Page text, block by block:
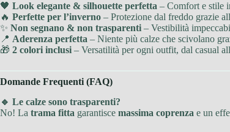
🖤 Look elegante & silhouette perfetta – Comfort e stile
🔥 Perfette per l’inverno – Protezione dal freddo grazie
✨ Non segnano & non trasparenti – Vestibilità
📍 Aderenza perfetta – Niente più calze che scivolano
🎁 2 colori inclusi – Versatilità per ogni outfit, dal casual
Domande Frequenti (FAQ)
🔹 Le calze sono trasparenti?
No! La trama fitta garantisce massima coprenza e un